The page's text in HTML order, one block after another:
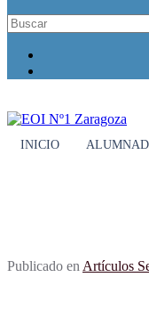
INICIO
Publicado en Artículos